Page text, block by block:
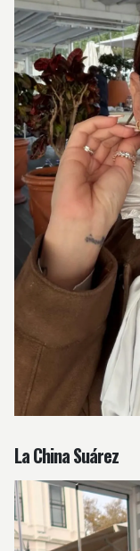
La China Suárez